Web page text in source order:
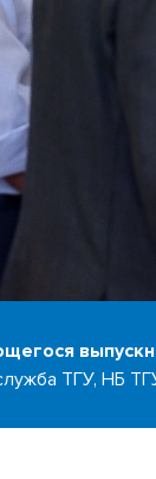
ТГУ, НБ